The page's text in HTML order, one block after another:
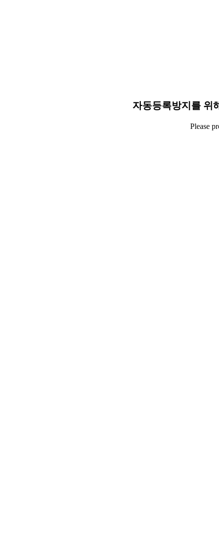
자동등록방지를 위
Please